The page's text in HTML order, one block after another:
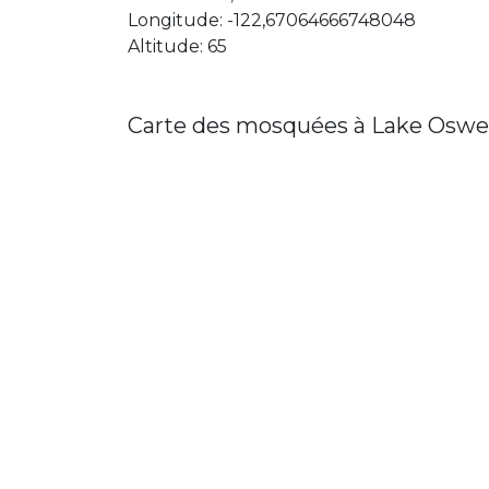
Longitude: -122,67064666748048
Altitude: 65
Carte des mosquées à Lake